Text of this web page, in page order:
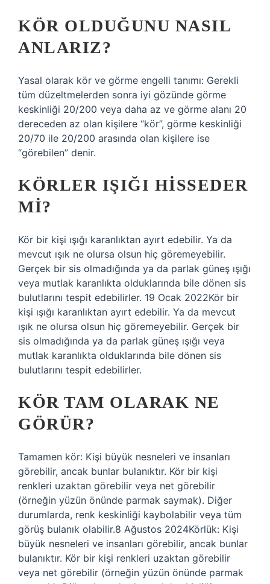
KÖR OLDUĞUNU NASIL
ANLARIZ?
Yasal olarak kör ve görme engelli tanımı: Gerekli
tüm düzeltmelerden sonra iyi gözünde görme
keskinliği 20/200 veya daha az ve görme alanı 20
dereceden az olan kişilere “kör”, görme keskinliği
20/70 ile 20/200 arasında olan kişilere ise
“görebilen” denir.
KÖRLER IŞIĞI HISSEDER
MI?
Kör bir kişi ışığı karanlıktan ayırt edebilir. Ya da
mevcut ışık ne olursa olsun hiç göremeyebilir.
Gerçek bir sis olmadığında ya da parlak güneş ışığı
veya mutlak karanlıkta olduklarında bile dönen sis
bulutlarını tespit edebilirler. 19 Ocak 2022Kör bir
kişi ışığı karanlıktan ayırt edebilir. Ya da mevcut
ışık ne olursa olsun hiç göremeyebilir. Gerçek bir
sis olmadığında ya da parlak güneş ışığı veya
mutlak karanlıkta olduklarında bile dönen sis
bulutlarını tespit edebilirler.
KÖR TAM OLARAK NE
GÖRÜR?
Tamamen kör: Kişi büyük nesneleri ve insanları
görebilir, ancak bunlar bulanıktır. Kör bir kişi
renkleri uzaktan görebilir veya net görebilir
(örneğin yüzün önünde parmak saymak). Diğer
durumlarda, renk keskinliği kaybolabilir veya tüm
görüş bulanık olabilir.8 Ağustos 2024Körlük: Kişi
büyük nesneleri ve insanları görebilir, ancak bunlar
bulanıktır. Kör bir kişi renkleri uzaktan görebilir
veya net görebilir (örneğin yüzün önünde parmak